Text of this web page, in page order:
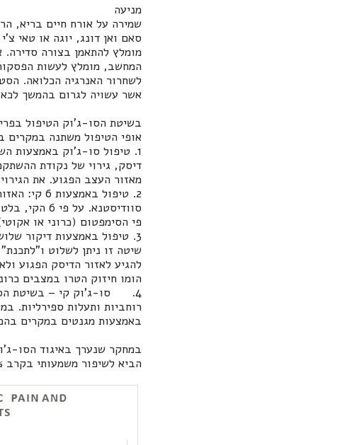
מניעה
שמירה על אורח חיים בריא,
סאם ואן דונג, יוגה או טאי
מומלץ להתאמן בצורה
המחשב, מומלץ לעשות הפסקות
לשחרור האנרגיה הכלואה.
אשר עשויה לגרום בהמשך
בשיטת הסו-ג'וק הטיפול
אופי הטיפול משתנה במקרים
1. טיפול סו-ג'וק באמצעות
דיסק, גירוי של נקודת
מאזור העצב הפגוע. את
2. טיפול
פי הסימפטום (כרוני או
3. טיפול באמצעות דיקור
שיטה זו ניתן לשלוט
להגיע לאזור הדיסק הפגוע
הומו חיזוק הטרו במצבים
4. סו-ג'וק קי – בשיטת
רוחביות ותעלות ספירליות.
באמצעות מגנטים במקרים
הביא לשיפור משמעותי בקרב 93.5% מהמטופלים.